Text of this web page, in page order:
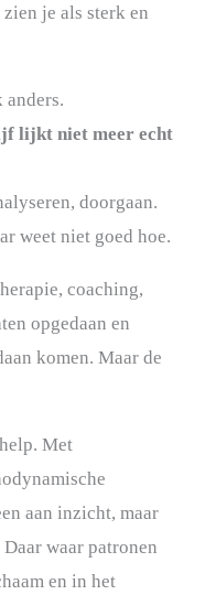
je als sterk en
lijkt niet meer echt
doorgaan.
weet niet goed hoe.
coaching,
opgedaan en
komen. Maar de
Met
aan inzicht, maar
Daar waar patronen
en in het